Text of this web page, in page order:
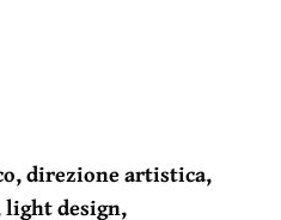
direzione artistica,
design,